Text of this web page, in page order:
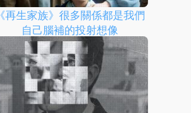
《再生家族》很多關係都是我們
自己腦補的投射想像